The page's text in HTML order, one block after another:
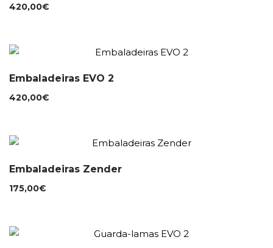
420,00€
Embaladeiras EVO 2
420,00€
Embaladeiras Zender
175,00€